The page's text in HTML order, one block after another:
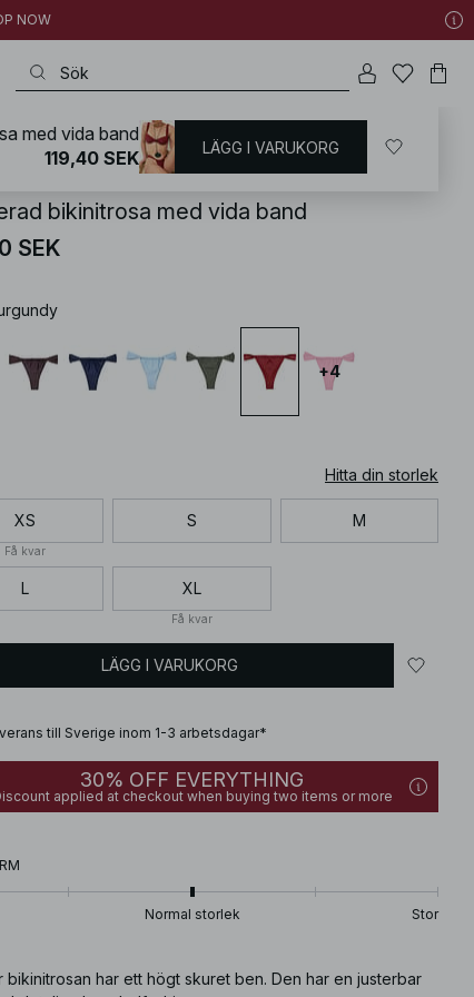
NOW
Badkläder / Bikini / Bikininederdelar
bikinitrosa med vida band
SEK
+4
Hitta din storlek
XS
Få kvar
S M
L XL
Få kvar
LÄGG I VARUKORG
till Sverige inom 1-3 arbetsdagar*
30% OFF EVERYTHING
applied at checkout when buying two items or more
Normal storlek Stor
bikinitrosan har ett högt skuret ben. Den har en justerbar
med vida band
119,40 SEK
LÄGG I VARUKORG